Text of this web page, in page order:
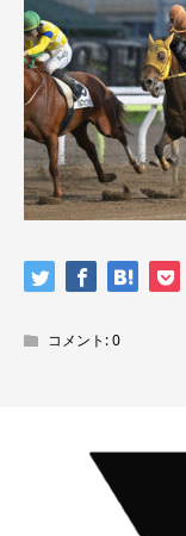
コメント:0